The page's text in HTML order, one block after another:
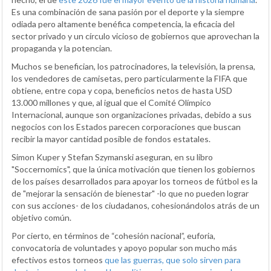
Es una combinación de sana pasión por el deporte y la siempre
odiada pero altamente benéfica competencia, la eficacia del
sector privado y un círculo vicioso de gobiernos que aprovechan la
propaganda y la potencian.
Muchos se benefician, los patrocinadores, la televisión, la prensa,
los vendedores de camisetas, pero particularmente la FIFA que
obtiene, entre copa y copa, beneficios netos de hasta USD
13.000 millones y que, al igual que el Comité Olímpico
Internacional, aunque son organizaciones privadas, debido a sus
negocios con los Estados parecen corporaciones que buscan
recibir la mayor cantidad posible de fondos estatales.
Simon Kuper y Stefan Szymanski aseguran, en su libro
"Soccernomics", que la única motivación que tienen los gobiernos
de los países desarrollados para apoyar los torneos de fútbol es la
de "mejorar la sensación de bienestar" -lo que no pueden lograr
con sus acciones- de los ciudadanos, cohesionándolos atrás de un
objetivo común.
Por cierto, en términos de “cohesión nacional”, euforia,
convocatoria de voluntades y apoyo popular son mucho más
efectivos estos torneos que las guerras, que solo sirven para